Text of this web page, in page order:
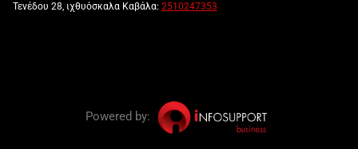
Τενέδου 28, ιχθυόσκαλα Καβάλα: 2510247353
Powered by: